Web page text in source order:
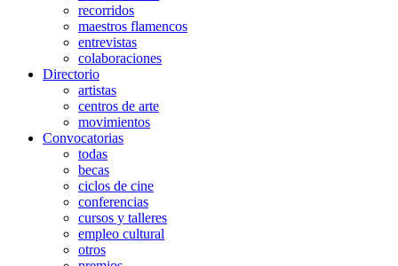
recorridos
maestros flamencos
entrevistas
colaboraciones
Directorio
artistas
centros de arte
movimientos
Convocatorias
todas
becas
ciclos de cine
conferencias
cursos y talleres
empleo cultural
otros